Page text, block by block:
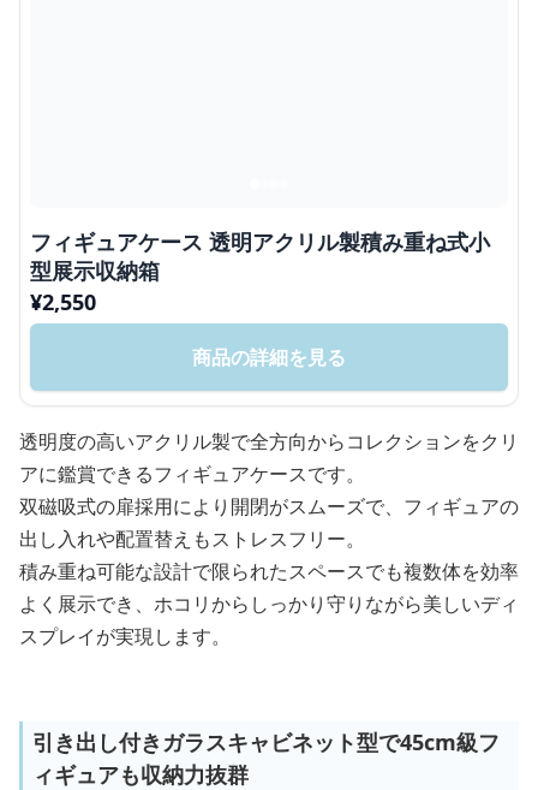
フィギュアケース 透明アクリル製積み重ね式小
型展示収納箱
¥2,550
商品の詳細を見る
透明度の高いアクリル製で全方向からコレクションをクリ
アに鑑賞できるフィギュアケースです。
双磁吸式の扉採用により開閉がスムーズで、フィギュアの
出し入れや配置替えもストレスフリー。
積み重ね可能な設計で限られたスペースでも複数体を効率
よく展示でき、ホコリからしっかり守りながら美しいディ
スプレイが実現します。
引き出し付きガラスキャビネット型で45cm級フ
ィギュアも収納力抜群